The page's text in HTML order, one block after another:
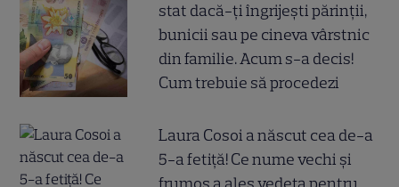
stat dacă-ți îngrijești părinții,
bunicii sau pe cineva vârstnic
din familie. Acum s-a decis!
Cum trebuie să procedezi
Laura Cosoi a născut cea de-a
5-a fetiță! Ce nume vechi și